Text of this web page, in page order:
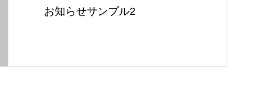
お知らせサンプル2